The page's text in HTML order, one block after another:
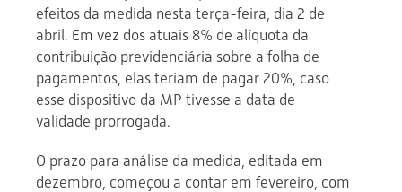
efeitos da medida nesta terça-feira, dia 2 de
abril. Em vez dos atuais 8% de alíquota da
contribuição previdenciária sobre a folha de
pagamentos, elas teriam de pagar 20%, caso
esse dispositivo da MP tivesse a data de
validade prorrogada.
O prazo para análise da medida, editada em
dezembro, começou a contar em fevereiro, com